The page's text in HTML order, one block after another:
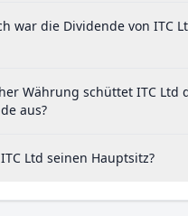
war die Dividende von ITC
Währung schüttet ITC Ltd
aus?
Ltd seinen Hauptsitz?